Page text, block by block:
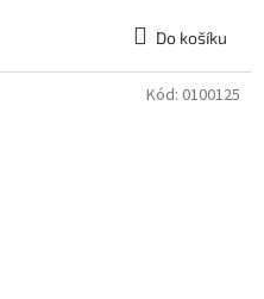
Do košíku
Kód: 0100125